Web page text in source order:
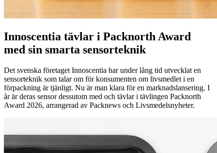
Innoscentia tävlar i Packnorth Award
med sin smarta sensorteknik
Det svenska företaget Innoscentia har under lång tid utvecklat en
sensorteknik som talar om för konsumenten om livsmedlet i en
förpackning är tjänligt. Nu är man klara för en marknadslansering. I
år är deras sensor dessutom med och tävlar i tävlingen Packnorth
Award 2026, arrangerad av Packnews och Livsmedelsnyheter.